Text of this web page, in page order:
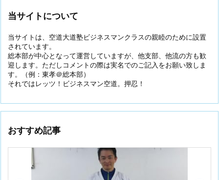
当サイトについて
当サイトは、空道大道塾ビジネスマンクラスの親睦のために設置
されています。
総本部が中心となって運営していますが、他支部、他流の方も歓
迎します。ただしコメントの際は実名でのご記入をお願い致しま
す。（例：東孝＠総本部）
それではレッツ！ビジネスマン空道。押忍！
おすすめ記事